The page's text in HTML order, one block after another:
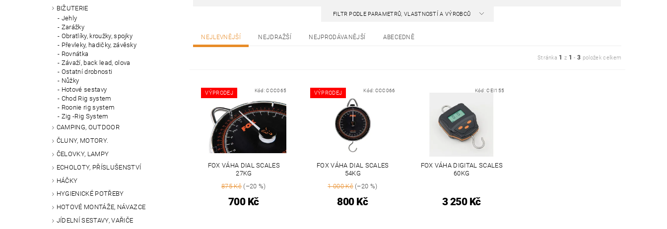
BIŽUTERIE
Jehly
Zarážky
Obratlíky, kroužky, spojky
Převleky, hadičky, závěsky
Rovnátka
Závaží, back lead, olova
Ostatní drobnosti
Nůžky
Hotové sestavy
Chod Rig system
Roonie rig system
Zig -Rig System
CAMPING, OUTDOOR
ČLUNY, MOTORY.
ČELOVKY, LAMPY
ECHOLOTY, PŘÍSLUŠENSTVÍ
HÁČKY
HYGIENICKÉ POTŘEBY
HOTOVÉ MONTÁŽE, NÁVAZCE
JÍDELNÍ SESTAVY, VAŘIČE
FILTR PODLE PARAMETRŮ, VLASTNOSTÍ A VÝROBCŮ
NEJLEVNĚJŠÍ NEJDRAŽŠÍ NEJPRODÁVANĚJŠÍ ABECEDNĚ
Stránka 1 z 1 -3 položek celkem
VÝPRODEJ Kód:CCC065
FOX VÁHA DIAL SCALES
27KG
875 Kč (–20 %)
700 Kč
VÝPRODEJ Kód: CCC066
FOX VÁHA DIAL SCALES
54KG
1 000 Kč(–20 %)
800 Kč
Kód:CEI155
FOX VÁHA DIGITAL SCALES
60KG
3 250 Kč